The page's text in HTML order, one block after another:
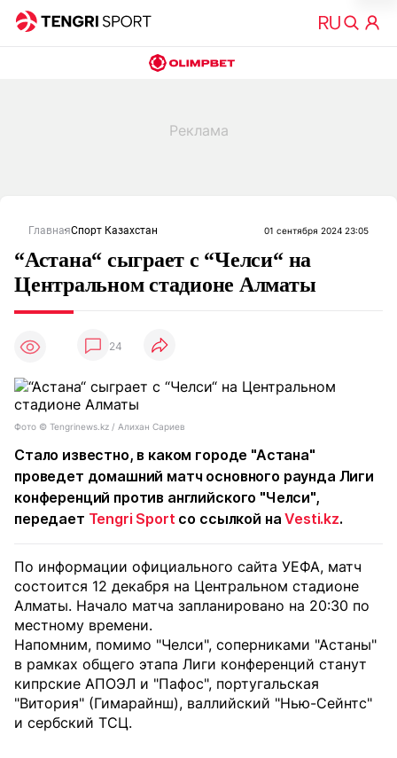
ГлавнаяСпорт Казахстан 01 сентября 2024 23:05
“Астана“ сыграет с “Челси“ на
Центральном стадионе Алматы
24
Фото ©️ Tengrinews.kz / Алихан Сариев
Стало известно, в каком городе "Астана"
проведет домашний матч основного раунда Лиги
конференций против английского "Челси",
передает Tengri Sport со ссылкой наVesti.kz.
По информации официального сайта УЕФА, матч
состоится 12 декабря на Центральном стадионе
Алматы. Начало матча запланировано на 20:30 по
местному времени.
Напомним, помимо "Челси", соперниками "Астаны"
в рамках общего этапа Лиги конференций станут
кипрские АПОЭЛ и "Пафос", португальская
"Витория" (Гимарайнш), валлийский "Нью-Сейнтс"
и сербский ТСЦ.